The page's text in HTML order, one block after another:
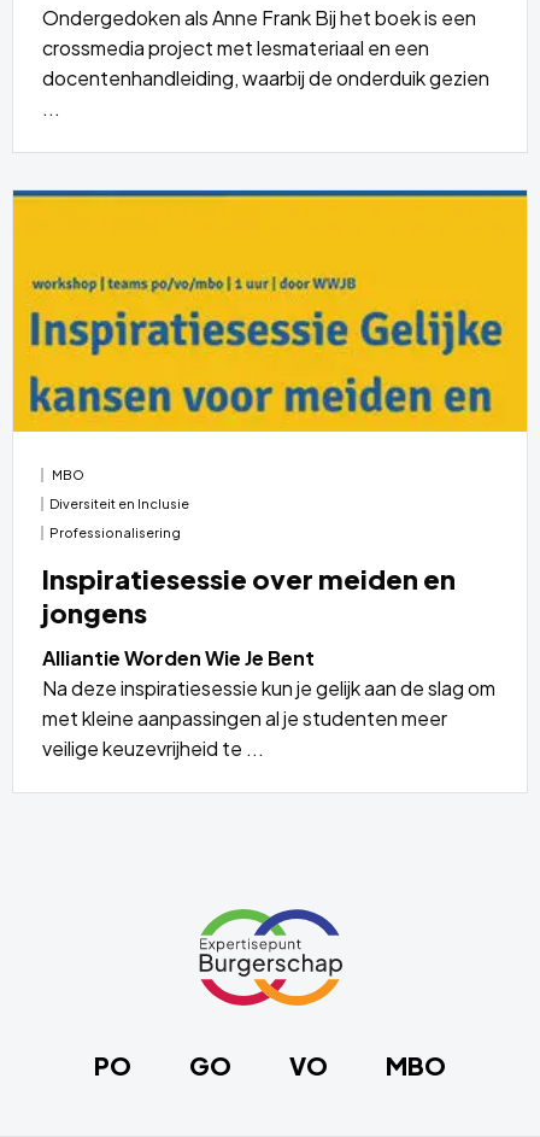
Ondergedoken als Anne Frank Bij het boek is een
crossmedia project met lesmateriaal en een
docentenhandleiding, waarbij de onderduik gezien
...
meer
MBO
Diversiteit en Inclusie
Professionalisering
Inspiratiesessie over meiden en
jongens
Alliantie Worden Wie Je Bent
Na deze inspiratiesessie kun je gelijk aan de slag om
met kleine aanpassingen al je studenten meer
veilige keuzevrijheid te ...
PO GO VO MBO